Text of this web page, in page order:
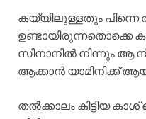
കയ്യിലുള്ളതും പിന്നെ
ഉണ്ടായിരുന്നതൊക്കെ
സിനാനിൽ നിന്നും ആ
ആക്കാൻ യാമിനിക്ക്
തൽക്കാലം കിട്ടിയ